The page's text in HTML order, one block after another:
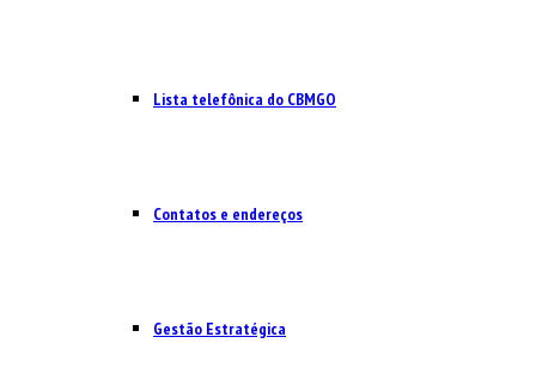
Lista telefônica do CBMGO
Contatos e endereços
Gestão Estratégica